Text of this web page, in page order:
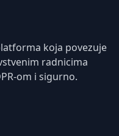
koja povezuje
radnicima
om i sigurno.